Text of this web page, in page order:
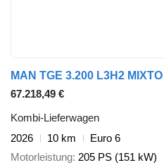
67.218,49 €
Kombi-Lieferwagen
2026
10 km
Euro 6
Motorleistung 205 PS (151 kW)